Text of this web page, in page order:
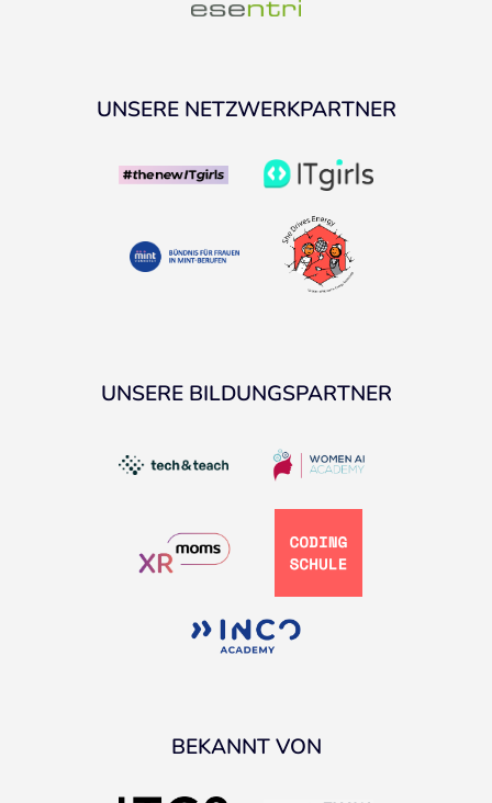
UNSERE NETZWERKPARTNER
UNSERE BILDUNGSPARTNER
BEKANNT VON